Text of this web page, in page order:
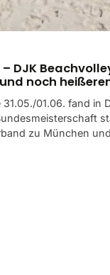
DJK
noch
01.06. fand in
zu München